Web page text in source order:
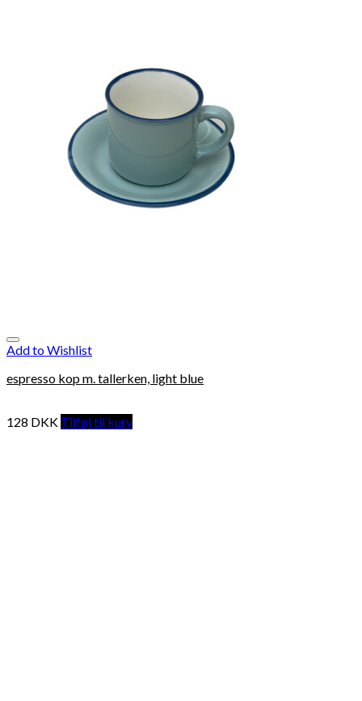
Add to Wishlist
espresso kop m. tallerken, light blue
128 DKK Tilføj til kurv